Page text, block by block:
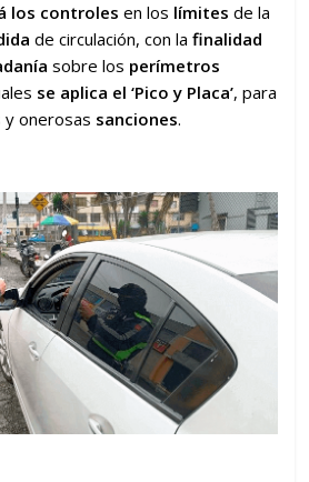
los controles en los límites de la
de circulación, con lafinalidad
sobre los perímetros
se aplica el ‘Pico y Placa’, para
y onerosas sanciones.